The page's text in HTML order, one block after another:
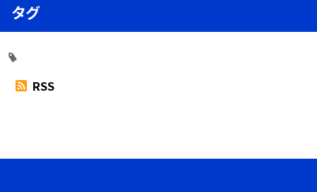
タグ
RSS